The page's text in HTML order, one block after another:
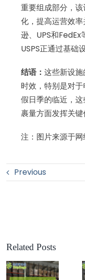
重要组成部分，该
化，提高运营效
逊、UPS和FedEx
USPS正通过基础
结语： 这些新设
时效，特别是对
假日季的临近，
裹量方面发挥关键
注：图片来源于
Previous
Related Posts